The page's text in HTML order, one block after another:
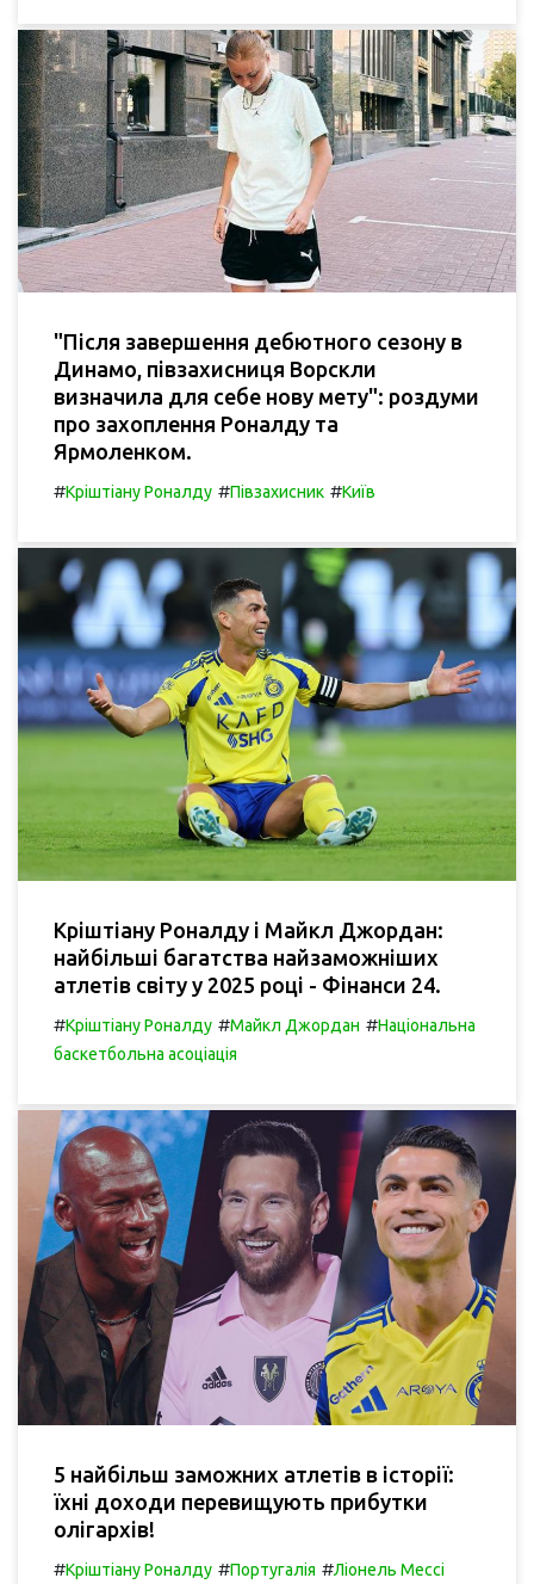
"Після завершення дебютного сезону в
Динамо, півзахисниця Ворскли
визначила для себе нову мету": роздуми
про захоплення Роналду та
Ярмоленком.
#Кріштіану Роналду #Півзахисник #Київ
Кріштіану Роналду і Майкл Джордан:
найбільші багатства найзаможніших
атлетів світу у 2025 році - Фінанси 24.
#Кріштіану Роналду #Майкл Джордан #Національна
баскетбольна асоціація
5 найбільш заможних атлетів в історії:
їхні доходи перевищують прибутки
олігархів!
#Кріштіану Роналду #Португалія #Ліонель Мессі